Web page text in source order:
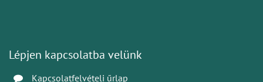
Lépjen kapcsolatba velünk
Kapcsolatfelvételi űrlap